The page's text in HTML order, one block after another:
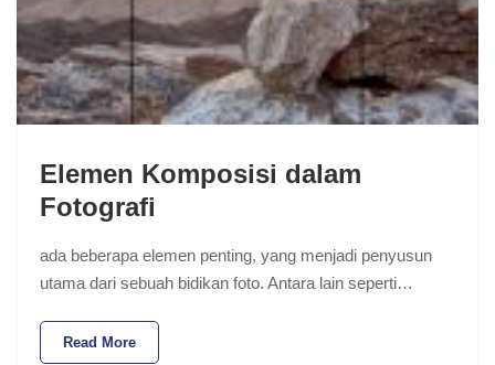
Elemen Komposisi dalam
Fotografi
ada beberapa elemen penting, yang menjadi penyusun
utama dari sebuah bidikan foto. Antara lain seperti…
Read More